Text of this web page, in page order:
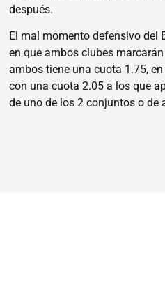
después.
El mal momento defensivo del
en que ambos clubes
ambos tiene una cuota 1.75,
con una cuota 2.05 a los que
de uno de los 2 conjuntos o de